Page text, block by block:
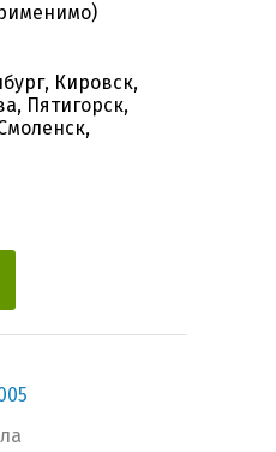
Кировск,
Пятигорск,